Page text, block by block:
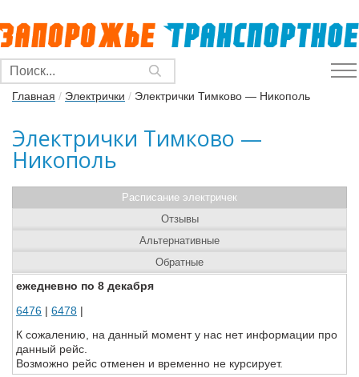
Главная / Электрички / Электрички Тимково — Никополь
Электрички Тимково —
Никополь
Расписание электричек
ежедневно по 8 декабря
6476 | 6478 |
К сожалению, на данный момент у нас нет информации про
данный рейс.
Возможно рейс отменен и временно не курсирует.
Отзывы
Альтернативные
Обратные